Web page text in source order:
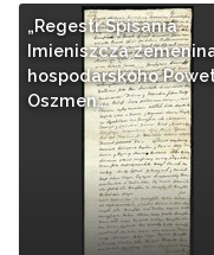
„Regestr Spisania
Imieniszcza
hospodarskoho
Oszmen…